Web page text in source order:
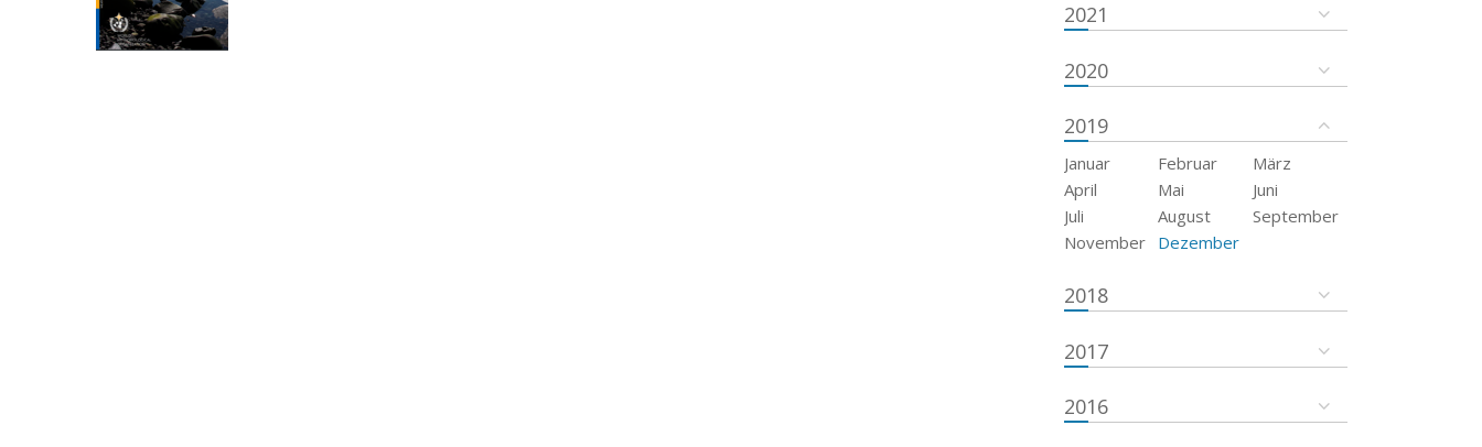
2021
2020
2019
Januar Februar
März
April
Mai
Juni
Juli
August
September
November
Dezember
2018
2017
2016